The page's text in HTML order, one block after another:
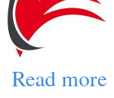
Read more